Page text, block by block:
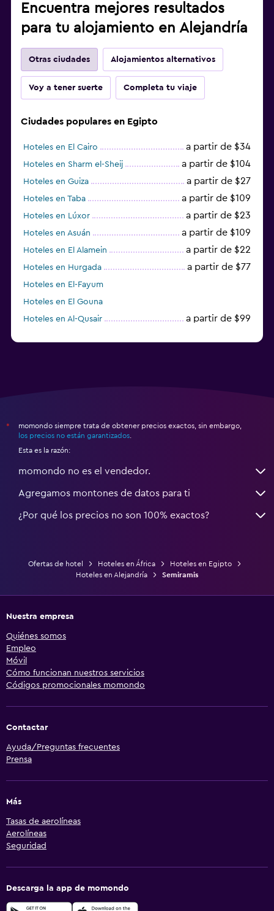
Encuentra mejores resultados
para tu alojamiento en Alejandría
Otras ciudades Alojamientos alternativos
Voy a tener suerte Completa tu viaje
Ciudades populares en Egipto
Hoteles en El Cairo a partir de $34
Hoteles en Sharm el-Sheij a partir de $104
Hoteles en Guiza a partir de $27
Hoteles en Taba a partir de $109
Hoteles en Lúxor a partir de $23
Hoteles en Asuán a partir de $109
Hoteles en El Alamein a partir de $22
Hoteles en Hurgada a partir de $77
Hoteles en El-Fayum
Hoteles en El Gouna
Hoteles en Al-Qusair
a partir de $99
*
momondo siempre trata de obtener precios exactos, sin embargo,
los precios no están garantizados
Esta es la razón:
momondo no es el vendedor.
Agregamos montones de datos para ti
¿Por qué los precios no son 100% exactos?
Ofertas de hotel Hoteles en África
Hoteles en Egipto
Hoteles en Alejandría
Semiramis
Nuestra empresa
Quiénes somos
Empleo
Móvil
Cómo funcionan nuestros servicios
Códigos promocionales momondo
Contactar
Ayuda/Preguntas frecuentes
Prensa
Más
Tasas de aerolíneas
Aerolíneas
Seguridad
Descarga la app de momondo